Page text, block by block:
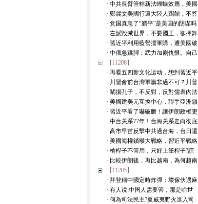
· 中共長臂管轄新法蝴蝶效應，美國
· 鄭麗文美國行遭大陸人踢館，不答
· 党国真急了“躺平”是美国的阴谋吗
· 左派毀滅世界，不要國王，卻揮舞
· 習近平利用藍營擋軍購，遭美國破
· 中俄急跳脚：武力加剧仇恨。自己
【11208】
· 再看五四新文化运动，想到習近平
· 川習會前台灣軍購非過不可？川普
· 闡揚孔子，不反對，反對儒表內法
· 美國建美元互換中心，聯手亞洲鎖
· 習近平看了嚇破膽！讓伊朗政權更
· 中台关系77年！台海关系走向彻底
· 高市早苗反擊中共過台海，台日還
· 美國海權鎖喉大戰略，習近平戰略
· 槍桿子不管用，只好上筆桿子?謊
· 比較伊朗後，再比越南，為何越南
【11205】
· 拜登稱中國定時炸彈：壞傢伙遇麻
· 有人说:中国人需要管，那是啥世
· 何為司法民主?夏威夷野火進入司